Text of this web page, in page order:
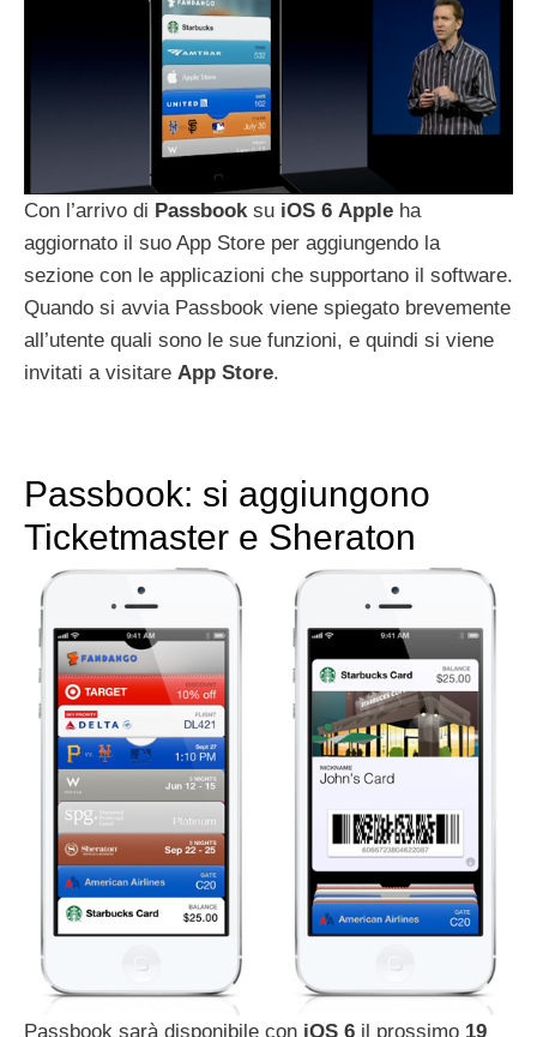
Con l’arrivo di Passbooksu iOS 6 Apple ha
aggiornato il suo App Store per aggiungendo la
sezione con le applicazioni che supportano il software.
Quando si avvia Passbook viene spiegato brevemente
all’utente quali sono le sue funzioni, e quindi si viene
invitati a visitare App Store.
Passbook: si aggiungono
Ticketmaster e Sheraton
Passbook sarà disponibile con iOS 6 il prossimo 19